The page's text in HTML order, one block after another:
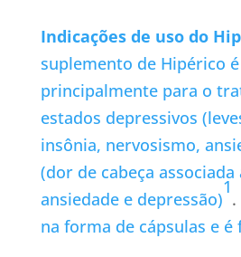
Indicações de uso do
suplemento de Hipérico
principalmente para o
estados depressivos
insônia, nervosismo,
(dor de cabeça
ansiedade e depressão)
1
.
na forma de cápsulas e